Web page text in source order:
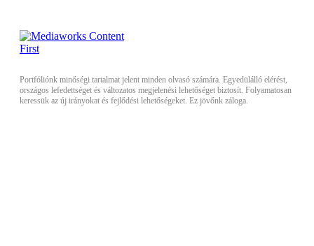
Portfóliónk minőségi tartalmat jelent minden olvasó számára. Egyedülálló elérést,
országos lefedettséget és változatos megjelenési lehetőséget biztosít. Folyamatosan
keressük az új irányokat és fejlődési lehetőségeket. Ez jövőnk záloga.